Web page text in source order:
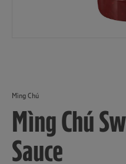
Mìng Chú
Mìng Chú
Sauce